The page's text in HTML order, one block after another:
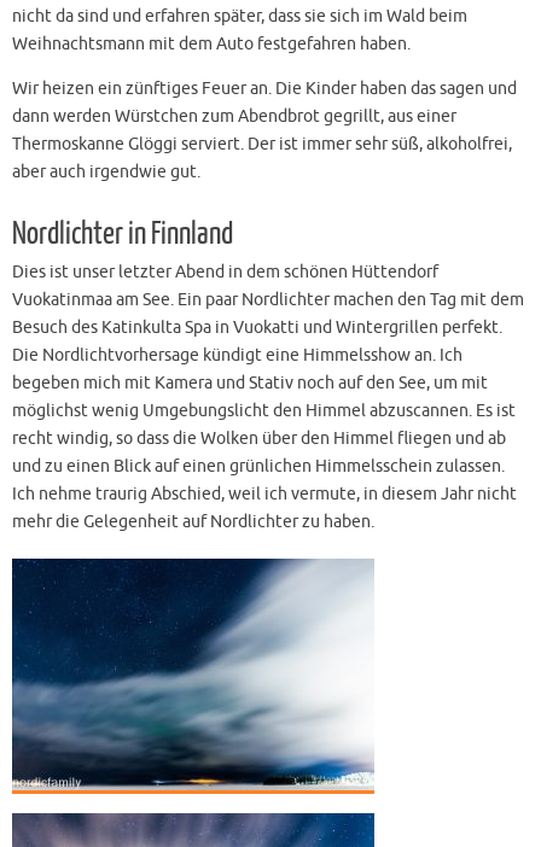
nicht da sind und erfahren später, dass sie sich im Wald beim
Weihnachtsmann mit dem Auto festgefahren haben.
Wir heizen ein zünftiges Feuer an. Die Kinder haben das sagen und
dann werden Würstchen zum Abendbrot gegrillt, aus einer
Thermoskanne Glöggi serviert. Der ist immer sehr süß, alkoholfrei,
aber auch irgendwie gut.
Nordlichter in Finnland
Dies ist unser letzter Abend in dem schönen Hüttendorf
Vuokatinmaa am See. Ein paar Nordlichter machen den Tag mit dem
Besuch des Katinkulta Spa in Vuokatti und Wintergrillen perfekt.
Die Nordlichtvorhersage kündigt eine Himmelsshow an. Ich
begeben mich mit Kamera und Stativ noch auf den See, um mit
möglichst wenig Umgebungslicht den Himmel abzuscannen. Es ist
recht windig, so dass die Wolken über den Himmel fliegen und ab
und zu einen Blick auf einen grünlichen Himmelsschein zulassen.
Ich nehme traurig Abschied, weil ich vermute, in diesem Jahr nicht
mehr die Gelegenheit auf Nordlichter zu haben.